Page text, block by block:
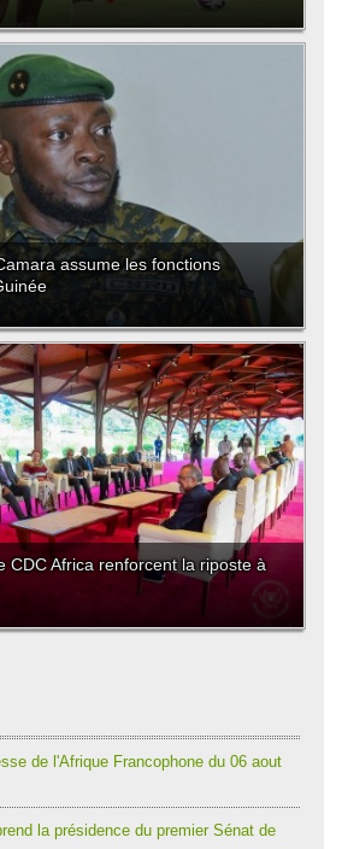
assume les fonctions
CDC Africa renforcent la riposte à
de l'Afrique Francophone du 06 aout
la présidence du premier Sénat de